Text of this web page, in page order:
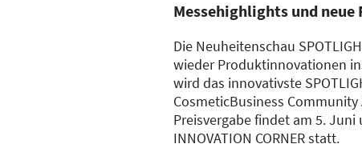
Messehighlights und neue
Die Neuheitenschau
wieder Produktinnovationen
wird das innovativste
CosmeticBusiness
Preisvergabe findet am 5. Juni
INNOVATION CORNER statt.